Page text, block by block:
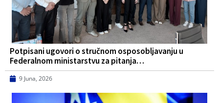
Potpisani ugovori o stručnom osposobljavanju u
Federalnom ministarstvu za pitanja…
9 Juna, 2026